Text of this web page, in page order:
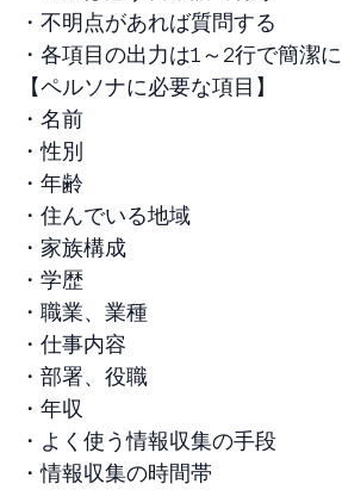
・不明点があれば質問する
・各項目の出力は1～2行で簡潔に
【ペルソナに必要な項目】
・名前
・性別
・年齢
・住んでいる地域
・家族構成
・学歴
・職業、業種
・仕事内容
・部署、役職
・年収
・よく使う情報収集の手段
・情報収集の時間帯